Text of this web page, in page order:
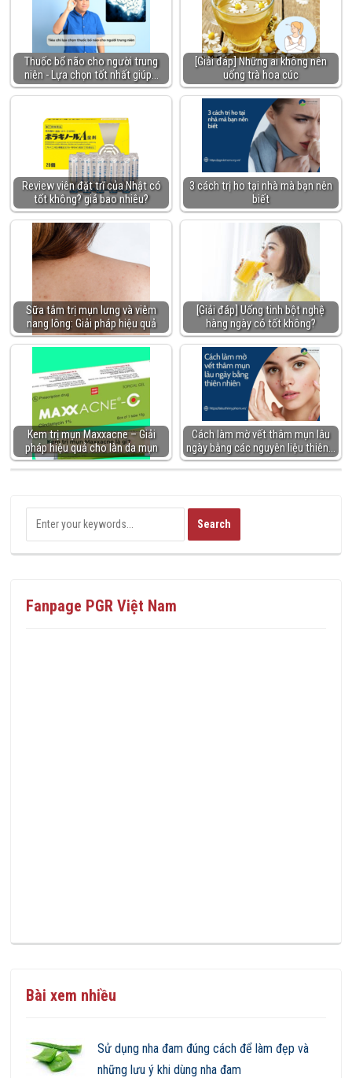
Thuốc bổ não cho người trung
niên - Lựa chọn tốt nhất giúp…
[Giải đáp] Những ai không nên
uống trà hoa cúc
Review viên đặt trĩ của Nhật có
tốt không? giá bao nhiêu?
3 cách trị ho tại nhà mà bạn nên
biết
Sữa tắm trị mụn lưng và viêm
nang lông: Giải pháp hiệu quả
[Giải đáp] Uống tinh bột nghệ
hàng ngày có tốt không?
Kem trị mụn Maxxacne – Giải
pháp hiệu quả cho làn da mụn
Cách làm mờ vết thâm mụn lâu
ngày bằng các nguyên liệu thiên…
Fanpage PGR Việt Nam
Bài xem nhiều
Sử dụng nha đam đúng cách để làm đẹp và
những lưu ý khi dùng nha đam